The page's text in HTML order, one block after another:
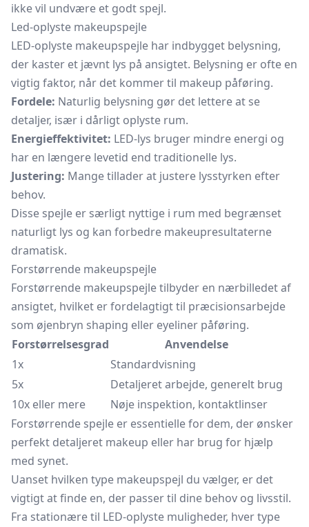
ikke vil undvære et godt spejl.
Led-oplyste makeupspejle
LED-oplyste makeupspejle har indbygget belysning,
der kaster et jævnt lys på ansigtet. Belysning er ofte en
vigtig faktor, når det kommer til makeup påføring.
Fordele: Naturlig belysning gør det lettere at se
detaljer, især i dårligt oplyste rum.
Energieffektivitet: LED-lys bruger mindre energi og
har en længere levetid end traditionelle lys.
Justering: Mange tillader at justere lysstyrken efter
behov.
Disse spejle er særligt nyttige i rum med begrænset
naturligt lys og kan forbedre makeupresultaterne
dramatisk.
Forstørrende makeupspejle
Forstørrende makeupspejle tilbyder en nærbilledet af
ansigtet, hvilket er fordelagtigt til præcisionsarbejde
som øjenbryn shaping eller eyeliner påføring.
Forstørrelsesgrad
Anvendelse
1x
Standardvisning
5x
Detaljeret arbejde, generelt brug
10x eller mere
Nøje inspektion, kontaktlinser
Forstørrende spejle er essentielle for dem, der ønsker
perfekt detaljeret makeup eller har brug for hjælp
med synet.
Uanset hvilken type makeupspejl du vælger, er det
vigtigt at finde en, der passer til dine behov og livsstil.
Fra stationære til LED-oplyste muligheder, hver type